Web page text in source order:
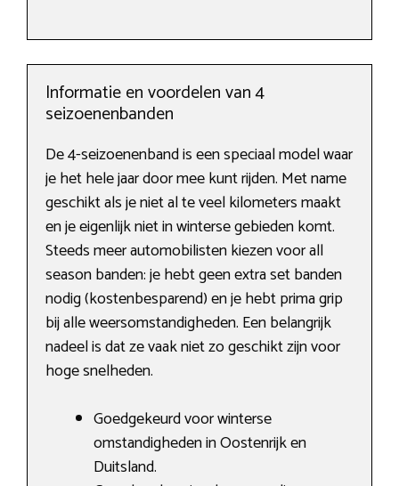
Informatie en voordelen van 4
seizoenenbanden
De 4-seizoenenband is een speciaal model waar
je het hele jaar door mee kunt rijden. Met name
geschikt als je niet al te veel kilometers maakt
en je eigenlijk niet in winterse gebieden komt.
Steeds meer automobilisten kiezen voor all
season banden: je hebt geen extra set banden
nodig (kostenbesparend) en je hebt prima grip
bij alle weersomstandigheden. Een belangrijk
nadeel is dat ze vaak niet zo geschikt zijn voor
hoge snelheden.
Goedgekeurd voor winterse
omstandigheden in Oostenrijk en
Duitsland.